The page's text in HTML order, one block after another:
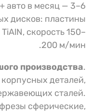
авто в месяц — 3–6
дисков: пластины
скорость 150–
200 м/мин.
производства.
деталей,
сталей.
сферические,